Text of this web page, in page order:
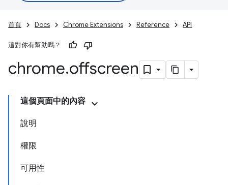
首頁 Docs Chrome Extensions Reference API
這對你有幫助嗎？
chrome.offscreen
這個頁面中的內容
說明
權限
可用性